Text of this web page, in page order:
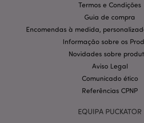
Termos e Condições
Guia de compra
Encomendas à medida,
Informação sobre os
Novidades sobre
Aviso Legal
Comunicado ético
Referências CPNP
EQUIPA PUCKATOR
CookieScriptConsent